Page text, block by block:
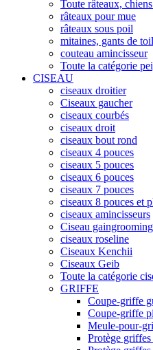
Toute râteaux,
râteaux pour mue
râteaux sous poil
mitaines, gants de
couteau amincisseur
Toute la catégorie
CISEAU
ciseaux droitier
Ciseaux gaucher
ciseaux courbés
ciseaux droit
ciseaux bout rond
ciseaux 4 pouces
ciseaux 5 pouces
ciseaux 6 pouces
ciseaux 7 pouces
ciseaux 8 pouces et
ciseaux amincisseurs
Ciseau gaingrooming
ciseaux roseline
Ciseaux Kenchii
Ciseaux Geib
Toute la catégorie
GRIFFE
Coupe-griffe
Coupe-griffe
Meule-pour-
Protège griffes